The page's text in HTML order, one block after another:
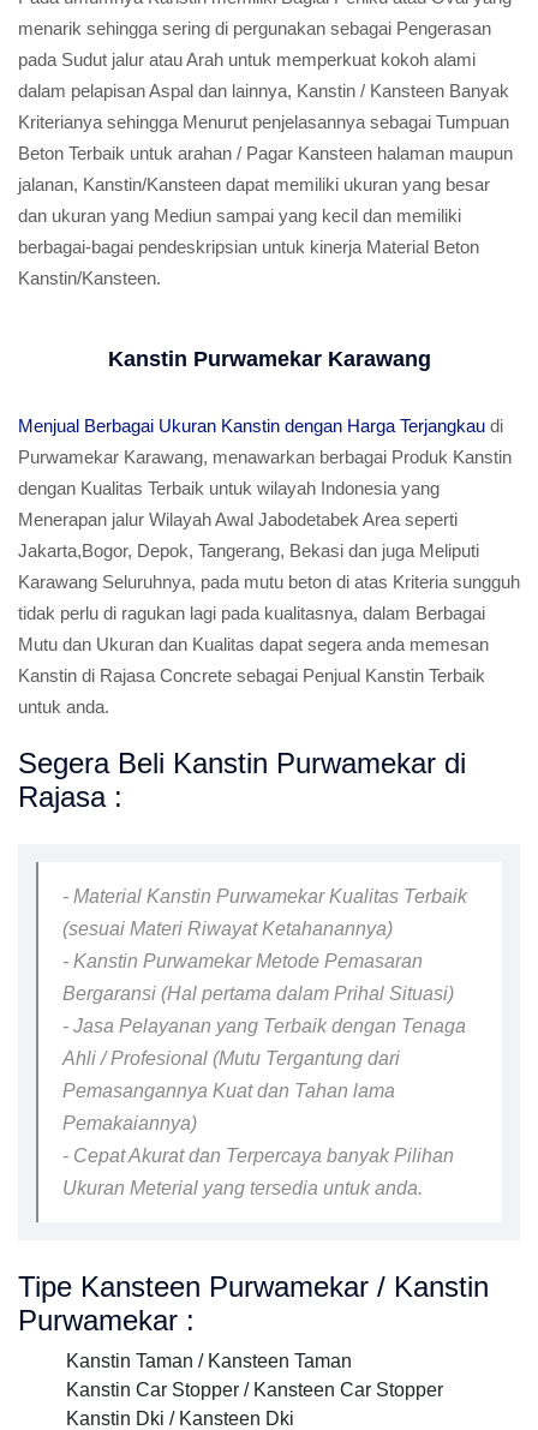
menarik sehingga sering di pergunakan sebagai Pengerasan
pada Sudut jalur atau Arah untuk memperkuat kokoh alami
dalam pelapisan Aspal dan lainnya, Kanstin / Kansteen Banyak
Kriterianya sehingga Menurut penjelasannya sebagai Tumpuan
Beton Terbaik untuk arahan / Pagar Kansteen halaman maupun
jalanan, Kanstin/Kansteen dapat memiliki ukuran yang besar
dan ukuran yang Mediun sampai yang kecil dan memiliki
berbagai-bagai pendeskripsian untuk kinerja Material Beton
Kanstin/Kansteen.
Kanstin Purwamekar Karawang
Menjual Berbagai Ukuran Kanstin dengan Harga Terjangkau di
Purwamekar Karawang, menawarkan berbagai Produk Kanstin
dengan Kualitas Terbaik untuk wilayah Indonesia yang
Menerapan jalur Wilayah Awal Jabodetabek Area seperti
Jakarta,Bogor, Depok, Tangerang, Bekasi dan juga Meliputi
Karawang Seluruhnya, pada mutu beton di atas Kriteria sungguh
tidak perlu di ragukan lagi pada kualitasnya, dalam Berbagai
Mutu dan Ukuran dan Kualitas dapat segera anda memesan
Kanstin di Rajasa Concrete sebagai Penjual Kanstin Terbaik
untuk anda.
Segera Beli Kanstin Purwamekar di
Rajasa :
- Material Kanstin Purwamekar Kualitas Terbaik
(sesuai Materi Riwayat Ketahanannya)
- Kanstin Purwamekar Metode Pemasaran
Bergaransi (Hal pertama dalam Prihal Situasi)
- Jasa Pelayanan yang Terbaik dengan Tenaga
Ahli / Profesional (Mutu Tergantung dari
Pemasangannya Kuat dan Tahan lama
Pemakaiannya)
- Cepat Akurat dan Terpercaya banyak Pilihan
Ukuran Meterial yang tersedia untuk anda.
Tipe Kansteen Purwamekar / Kanstin
Purwamekar :
Kanstin Taman / Kansteen Taman
Kanstin Car Stopper / Kansteen Car Stopper
Kanstin Dki / Kansteen Dki